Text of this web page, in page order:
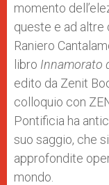
momento
queste e ad altre
Raniero
libro Innamorato
edito da Zenit
colloquio con
Pontificia ha
suo saggio, che
approfondite
mondo.